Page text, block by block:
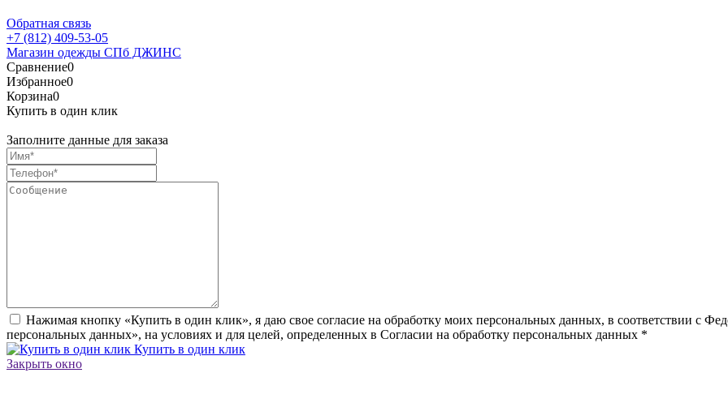
Обратная связь
+7 (812) 409-53-05
Магазин одежды СПб ДЖИНС
Сравнение0
Избранное0
Корзина0
Купить в один клик
Заполните данные для заказа
Нажимая кнопку «Купить в один клик», я даю свое согласие на обработку моих персональных данных, в соответствии с
персональных данных», на условиях и для целей, определенных в Согласии на обработку персональных данных *
Купить в один клик
Закрыть окно